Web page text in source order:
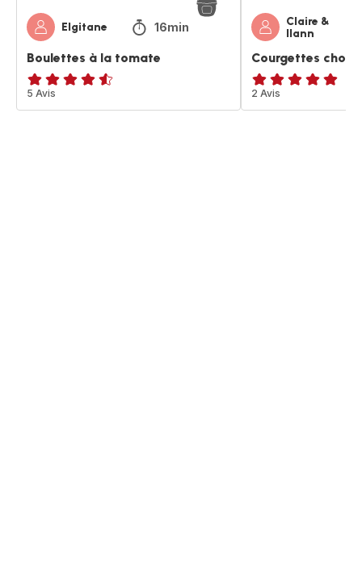
Elgitane 16min
Boulettes à la tomate
ratings.4.5
5 Avis
Claire &
Ilann
Courgettes
Avis
5
2 Avis